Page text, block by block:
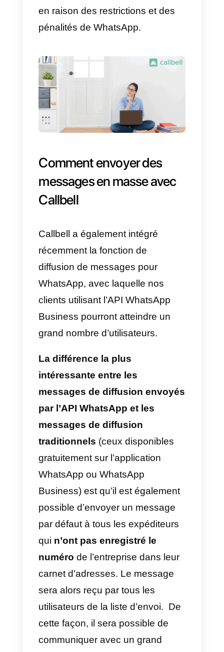
sélectionner directement dans
votre liste de contacts.
4) Appuyez sur OK.
5) Appuyez sur « Créer ».
C’est tout! Tous les bénéficiaires
Ensuite, créez le message que
vous voulez envoyer et il
temps. N’oubliez pas que s’ils
vous répondent, vous seul
pourrez voir le message.
Il est très important de noter que
seuls les contacts qui ont votre
carnet d’adresses recevront vos
contacts ne reçoit pas de
messages groupés, vérifiez si
votre numéro de téléphone est
enregistré dans son carnet
d’adresses; les listes groupées
sont un moyen d’envoyer un seul
message à plusieurs
destinataires, comme vous en
avertit WhatsApp avant de
l’envoyer.
D’autre part, un autre moyen
d’envoyer des messages en